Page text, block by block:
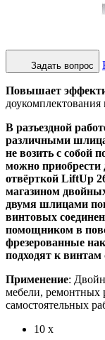
Задать вопрос
Повышает
В разъездной
различными
не возить с собой
можно приобрести
отвёрткой LiftUp
магазином
двумя шлицами
винтовых
помощником в
фрезерованные
подходят к
Применение:
мебели, ремонтных
самостоятельных
10 x